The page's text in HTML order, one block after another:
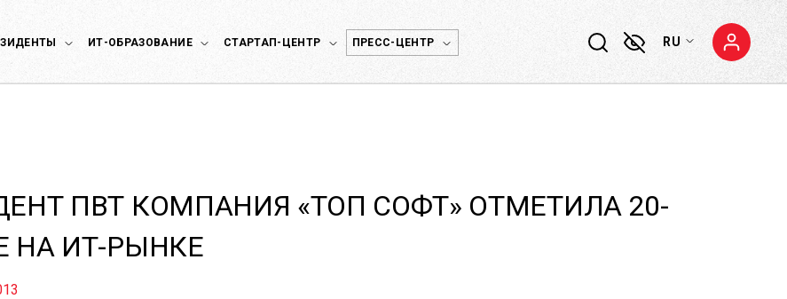
ИТ-ОБРАЗОВАНИЕ СТАРТАП-ЦЕНТР ПРЕСС-ЦЕНТР RU
ПВТ КОМПАНИЯ «ТОП СОФТ» ОТМЕТИЛА 20-
НА ИТ-РЫНКЕ